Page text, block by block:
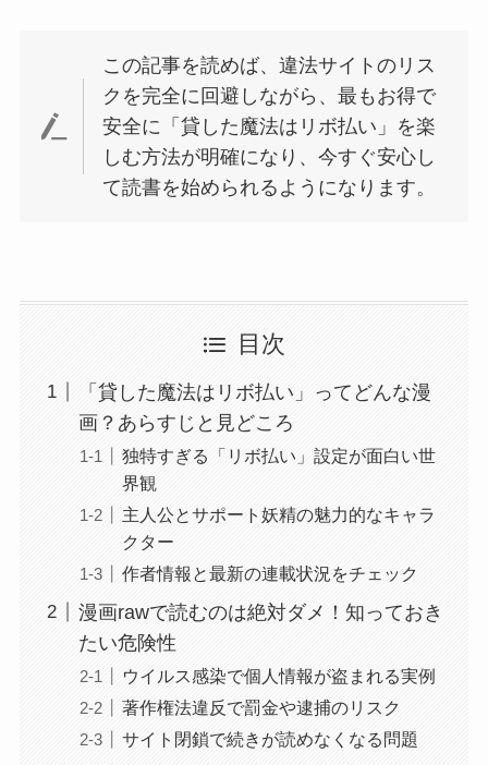
この記事を読めば、違法サイトのリス
クを完全に回避しながら、最もお得で
安全に「貸した魔法はリボ払い」を楽
しむ方法が明確になり、今すぐ安心し
て読書を始められるようになります。
目次
「貸した魔法はリボ払い」ってどんな漫
画？あらすじと見どころ
独特すぎる「リボ払い」設定が面白い世
界観
主人公とサポート妖精の魅力的なキャラ
クター
作者情報と最新の連載状況をチェック
漫画rawで読むのは絶対ダメ！知っておき
たい危険性
ウイルス感染で個人情報が盗まれる実例
著作権法違反で罰金や逮捕のリスク
サイト閉鎖で続きが読めなくなる問題